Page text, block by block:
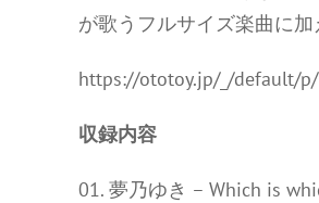
が歌うフルサイズ楽曲に
https://ototoy.jp/_/default/
収録内容
01. 夢乃ゆき – Which is